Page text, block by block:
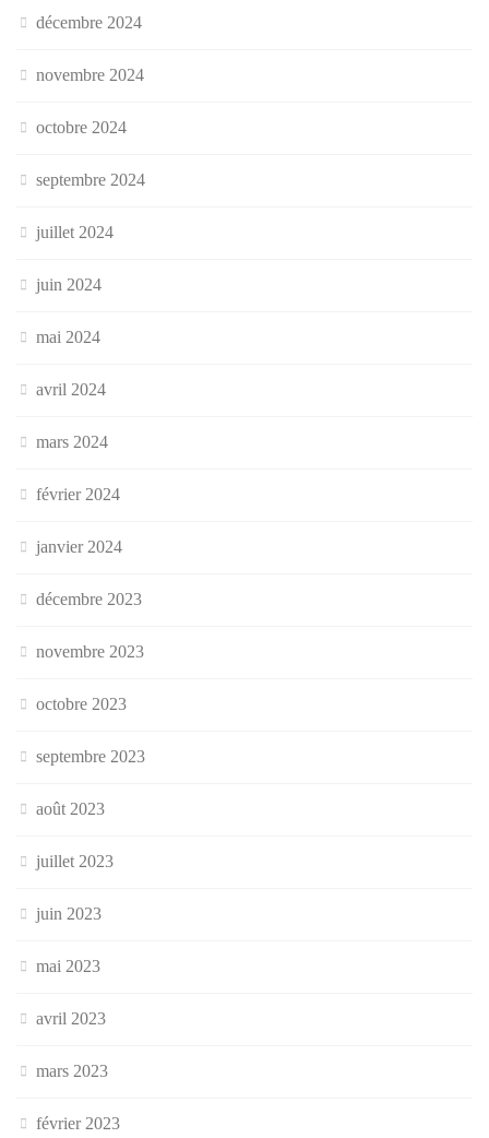
décembre 2024
novembre 2024
octobre 2024
septembre 2024
juillet 2024
juin 2024
mai 2024
avril 2024
mars 2024
février 2024
janvier 2024
décembre 2023
novembre 2023
octobre 2023
septembre 2023
août 2023
juillet 2023
juin 2023
mai 2023
avril 2023
mars 2023
février 2023